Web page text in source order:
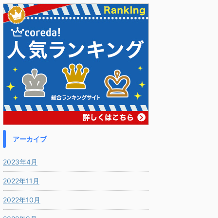
アーカイブ
2023年4月
2022年11月
2022年10月